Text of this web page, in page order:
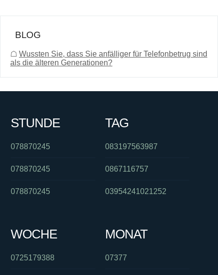
BLOG
☖ Wussten Sie, dass Sie anfälliger für Telefonbetrug sind
als die älteren Generationen?
STUNDE
078870245
078870245
078870245
TAG
083197563987
0867116757
03954241021252
WOCHE
0725179388
MONAT
07377